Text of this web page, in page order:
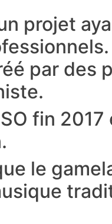
projet
par
fin
le